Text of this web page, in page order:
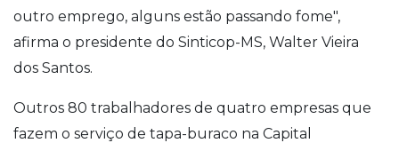
outro emprego, alguns estão passando fome",
afirma o presidente do Sinticop-MS, Walter Vieira
dos Santos.
Outros 80 trabalhadores de quatro empresas que
fazem o serviço de tapa-buraco na Capital